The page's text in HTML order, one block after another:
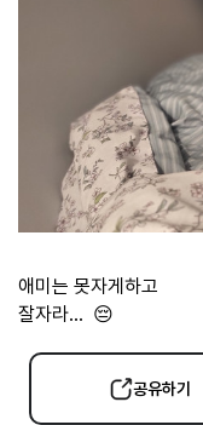
애미는 못자게하고
잘자라... 😔
공유하기